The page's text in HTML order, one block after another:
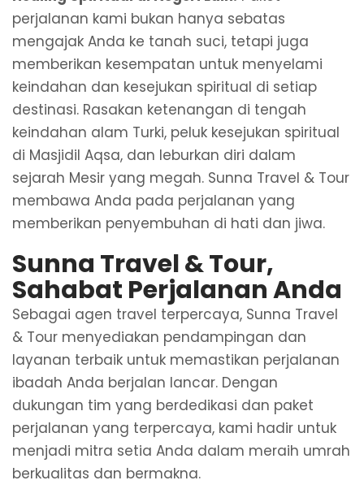
perjalanan kami bukan hanya sebatas
mengajak Anda ke tanah suci, tetapi juga
memberikan kesempatan untuk menyelami
keindahan dan kesejukan spiritual di setiap
destinasi. Rasakan ketenangan di tengah
keindahan alam Turki, peluk kesejukan spiritual
di Masjidil Aqsa, dan leburkan diri dalam
sejarah Mesir yang megah. Sunna Travel & Tour
membawa Anda pada perjalanan yang
memberikan penyembuhan di hati dan jiwa.
Sunna Travel & Tour,
Sahabat Perjalanan Anda
Sebagai agen travel terpercaya, Sunna Travel
& Tour menyediakan pendampingan dan
layanan terbaik untuk memastikan perjalanan
ibadah Anda berjalan lancar. Dengan
dukungan tim yang berdedikasi dan paket
perjalanan yang terpercaya, kami hadir untuk
menjadi mitra setia Anda dalam meraih umrah
berkualitas dan bermakna.